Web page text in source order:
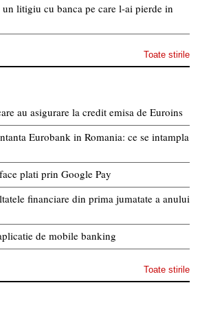
litigiu cu banca pe care l-ai pierde in
Toate stirile
au asigurare la credit emisa de Euroins
Eurobank in Romania: ce se intampla
plati prin Google Pay
financiare din prima jumatate a anului
de mobile banking
Toate stirile